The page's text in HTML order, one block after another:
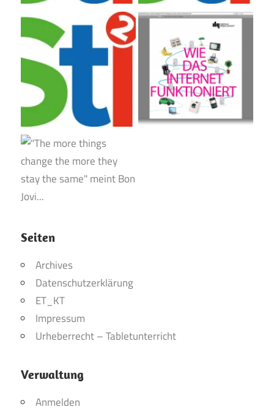
Seiten
Archives
Datenschutzerklärung
ET_KT
Impressum
Urheberrecht – Tabletunterricht
Verwaltung
Anmelden